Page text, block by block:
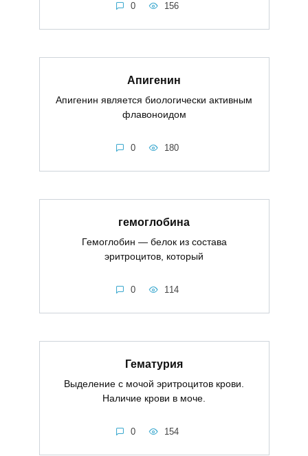
0 156
Апигенин
Апигенин является биологически активным
флавоноидом
0 180
гемоглобина
Гемоглобин — белок из состава
эритроцитов, который
0 114
Гематурия
Выделение с мочой эритроцитов крови.
Наличие крови в моче.
0 154